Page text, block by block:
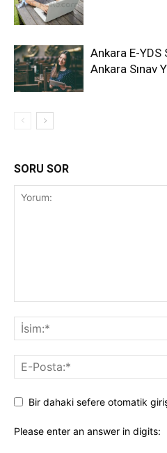
Ankara E-YDS
Ankara Sınav
SORU SOR
Bir dahaki sefere otomatik
Please enter an answer in digits: